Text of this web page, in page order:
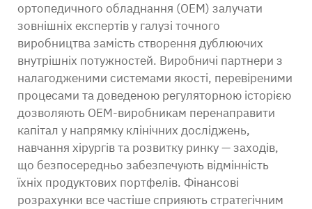
ортопедичного обладнання (OEM) залучати
зовнішніх експертів у галузі точного
виробництва замість створення дублюючих
внутрішніх потужностей. Виробничі партнери з
налагодженими системами якості, перевіреними
процесами та доведеною регуляторною історією
дозволяють OEM-виробникам перенаправити
капітал у напрямку клінічних досліджень,
навчання хірургів та розвитку ринку — заходів,
що безпосередньо забезпечують відмінність
їхніх продуктових портфелів. Фінансові
розрахунки все частіше сприяють стратегічним